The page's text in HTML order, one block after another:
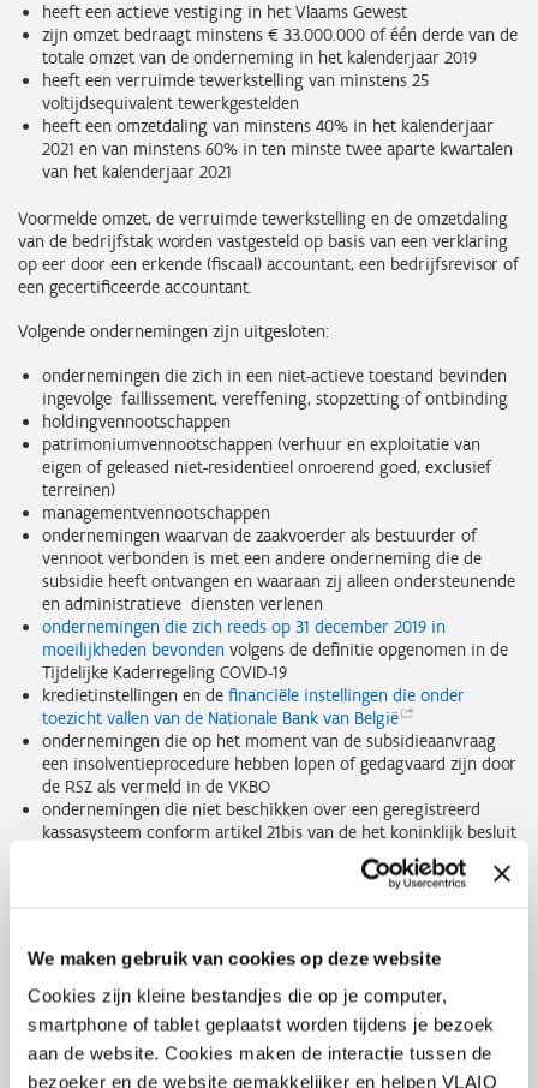
We maken gebruik van cookies op deze website
Cookies zijn kleine bestandjes die op je computer,
smartphone of tablet geplaatst worden tijdens je bezoek
aan de website. Cookies maken de interactie tussen de
bezoeker en de website gemakkelijker en helpen VLAIO
heeft een actieve vestiging in het Vlaams Gewest
zijn omzet bedraagt minstens € 33.000.000 of één derde van de
totale omzet van de onderneming in het kalenderjaar 2019
heeft een verruimde tewerkstelling van minstens 25
voltijdsequivalent tewerkgestelden
heeft een omzetdaling van minstens 40% in het kalenderjaar
2021 en van minstens 60% in ten minste twee aparte kwartalen
van het kalenderjaar 2021
Voormelde omzet, de verruimde tewerkstelling en de omzetdaling
van de bedrijfstak worden vastgesteld op basis van een verklaring
op eer door een erkende (fiscaal) accountant, een bedrijfsrevisor of
een gecertificeerde accountant.
Volgende ondernemingen zijn uitgesloten:
ondernemingen die zich in een niet-actieve toestand bevinden
ingevolge faillissement, vereffening, stopzetting of ontbinding
holdingvennootschappen
patrimoniumvennootschappen (verhuur en exploitatie van
eigen of geleased niet-residentieel onroerend goed, exclusief
terreinen)
managementvennootschappen
ondernemingen waarvan de zaakvoerder als bestuurder of
vennoot verbonden is met een andere onderneming die de
subsidie heeft ontvangen en waaraan zij alleen ondersteunende
en administratieve diensten verlenen
ondernemingen die zich reeds op 31 december 2019 in
moeilijkheden bevonden volgens de definitie opgenomen in de
Tijdelijke Kaderregeling COVID-19
kredietinstellingen en de financiële instellingen die onder
toezicht vallen van de Nationale Bank van België
ondernemingen die op het moment van de subsidieaanvraag
een insolventieprocedure hebben lopen of gedagvaard zijn door
de RSZ als vermeld in de VKBO
ondernemingen die niet beschikken over een geregistreerd
kassasysteem conform artikel 21bis van de het koninklijk besluit
nr.1 van 29 december 1992 met betrekking tot de regeling voor
de voldoening van de belasting over de toegevoegde waarde en
geregistreerd kassasysteem in de horecasector moet voldoen
De subsidie is intuitu personae, kan niet overgedragen worden aan
een derde en is niet vatbaar voor beslag.
De subsidie kan niet gecumuleerd worden met andere steun
verleend voor dezelfde niet gedekte vaste kosten en kan geweigerd,